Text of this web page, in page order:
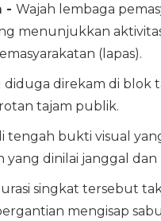
- Wajah lembaga
menunjukkan
(lapas).
diduga direkam di blok
tajam publik.
tengah bukti visual
yang dinilai janggal
singkat tersebut
mengisap